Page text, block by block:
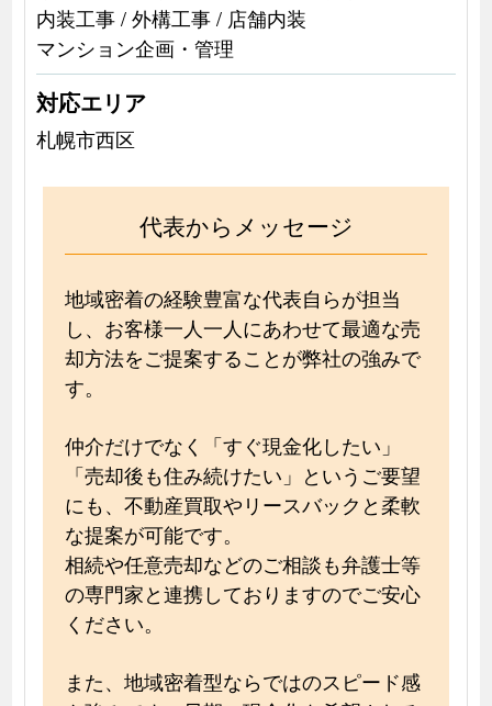
内装工事 / 外構工事 / 店舗内装
マンション企画・管理
対応エリア
札幌市西区
代表からメッセージ
地域密着の経験豊富な代表自らが担当
し、お客様一人一人にあわせて最適な売
却方法をご提案することが弊社の強みで
す。
仲介だけでなく「すぐ現金化したい」
「売却後も住み続けたい」というご要望
にも、不動産買取やリースバックと柔軟
な提案が可能です。
相続や任意売却などのご相談も弁護士等
の専門家と連携しておりますのでご安心
ください。
また、地域密着型ならではのスピード感